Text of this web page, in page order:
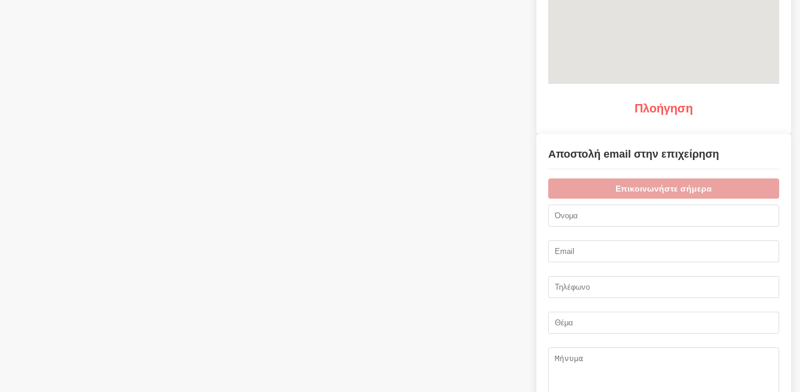
Πλοήγηση
Αποστολή email στην επιχείρηση
Επικοινωνήστε σήμερα